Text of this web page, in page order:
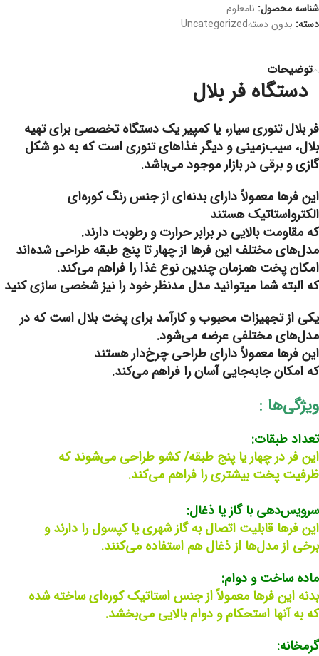
شناسه محصول: نامعلوم
دسته: بدون دستهUncategorized
توضیحات
دستگاه فر بلال
فر بلال تنوری سیار، یا کمپیر یک دستگاه تخصصی برای تهیه
بلال، سیب‌زمینی و دیگر غذاهای تنوری است که به دو شکل
گازی و برقی در بازار موجود می‌باشد.
این فرها معمولاً دارای بدنه‌ای از جنس رنگ کوره‌ای
الکترواستاتیک هستند
که مقاومت بالایی در برابر حرارت و رطوبت دارند.
مدل‌های مختلف این فرها از چهار تا پنج طبقه طراحی شده‌اند
امکان پخت همزمان چندین نوع غذا را فراهم می‌کند.
که البته شما میتوانید مدل مدنظر خود را نیز شخصی سازی کنید
یکی از تجهیزات محبوب و کارآمد برای پخت بلال است که در
مدل‌های مختلفی عرضه می‌شود.
این فرها معمولاً دارای طراحی چرخ‌دار هستند
که امکان جابه‌جایی آسان را فراهم می‌کند.
ویژگی‌ها :
تعداد طبقات:
این فر در چهار یا پنج طبقه/ کشو طراحی می‌شوند که
ظرفیت پخت بیشتری را فراهم می‌کند.
سرویس‌دهی با گاز یا ذغال:
این فرها قابلیت اتصال به گاز شهری یا کپسول را دارند و
برخی از مدل‌ها از ذغال هم استفاده می‌کنند.
ماده ساخت و دوام:
بدنه این فرها معمولاً از جنس استاتیک کوره‌ای ساخته شده
که به آنها استحکام و دوام بالایی می‌بخشد.
گرمخانه: